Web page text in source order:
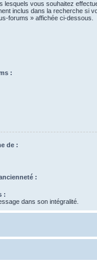
lesquels vous souhaitez
inclus dans la recherche si
forums » affichée ci-dessous.
:
de :
:
:
dans son intégralité.